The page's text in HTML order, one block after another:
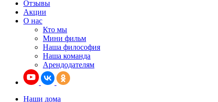
Отзывы
Акции
О нас
Кто мы
Мини фильм
Наша философия
Наша команда
Арендодателям
Наши дома